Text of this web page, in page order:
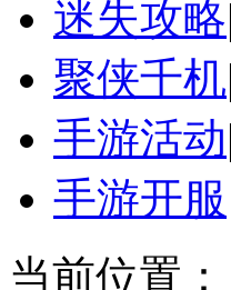
迷失攻略|
聚侠千机|
手游活动|
手游开服
当前位置：